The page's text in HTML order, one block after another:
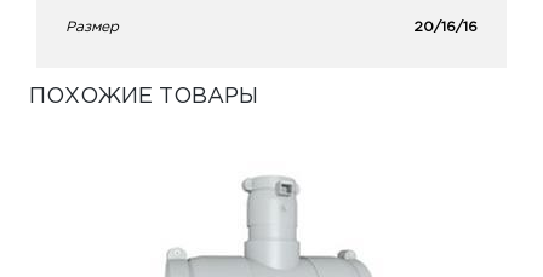
Размер 20/16/16
ПОХОЖИЕ ТОВАРЫ